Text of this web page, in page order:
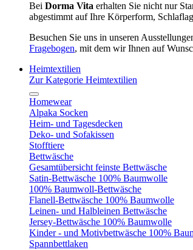
Bei Dorma Vita erhalten Sie nicht nur
abgestimmt auf Ihre Körperform,
Besuchen Sie uns in unseren
Fragebogen, mit dem wir Ihnen auf
Heimtextilien
Zur Kategorie Heimtextilien
Homewear
Alpaka Socken
Heim- und Tagesdecken
Deko- und Sofakissen
Stofftiere
Bettwäsche
Gesamtübersicht feinste Bettwäsche
Satin-Bettwäsche 100% Baumwolle
100% Baumwoll-Bettwäsche
Flanell-Bettwäsche 100% Baumwolle
Leinen- und Halbleinen Bettwäsche
Jersey-Bettwäsche 100% Baumwolle
Kinder - und Motivbettwäsche 100%
Spannbettlaken